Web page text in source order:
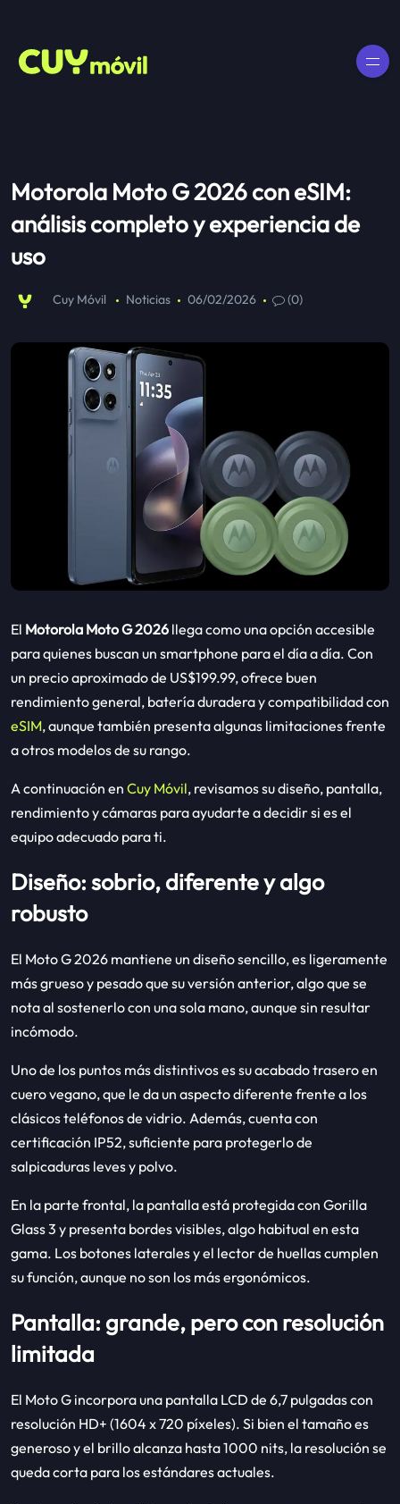
Motorola Moto G 2026 con eSIM:
análisis completo y experiencia de
uso
Cuy Móvil Noticias 06/02/2026 (0)
El Motorola Moto G 2026 llega como una opción accesible
para quienes buscan un smartphone para el día a día. Con
un precio aproximado de US$199.99, ofrece buen
rendimiento general, batería duradera y compatibilidad con
eSIM, aunque también presenta algunas limitaciones frente
a otros modelos de su rango.
A continuación en Cuy Móvil, revisamos su diseño, pantalla,
rendimiento y cámaras para ayudarte a decidir si es el
equipo adecuado para ti.
Diseño: sobrio, diferente y algo
robusto
El Moto G 2026 mantiene un diseño sencillo, es ligeramente
más grueso y pesado que su versión anterior, algo que se
nota al sostenerlo con una sola mano, aunque sin resultar
incómodo.
Uno de los puntos más distintivos es su acabado trasero en
cuero vegano, que le da un aspecto diferente frente a los
clásicos teléfonos de vidrio. Además, cuenta con
certificación IP52, suficiente para protegerlo de
salpicaduras leves y polvo.
En la parte frontal, la pantalla está protegida con Gorilla
Glass 3 y presenta bordes visibles, algo habitual en esta
gama. Los botones laterales y el lector de huellas cumplen
su función, aunque no son los más ergonómicos.
Pantalla: grande, pero con resolución
limitada
El Moto G incorpora una pantalla LCD de 6,7 pulgadas con
resolución HD+ (1604 x 720 píxeles). Si bien el tamaño es
generoso y el brillo alcanza hasta 1000 nits, la resolución se
queda corta para los estándares actuales.